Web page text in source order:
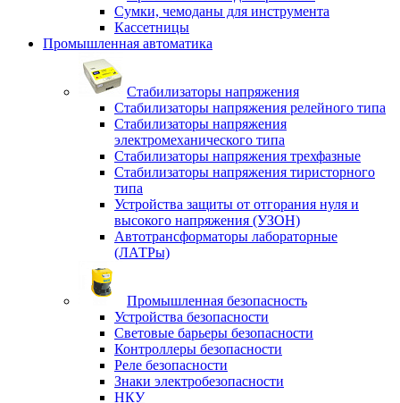
Сумки, чемоданы для инструмента
Кассетницы
Промышленная автоматика
Стабилизаторы напряжения
Стабилизаторы напряжения релейного типа
Стабилизаторы напряжения
электромеханического типа
Стабилизаторы напряжения трехфазные
Стабилизаторы напряжения тиристорного
типа
Устройства защиты от отгорания нуля и
высокого напряжения (УЗОН)
Автотрансформаторы лабораторные
(ЛАТРы)
Промышленная безопасность
Устройства безопасности
Световые барьеры безопасности
Контроллеры безопасности
Реле безопасности
Знаки электробезопасности
НКУ